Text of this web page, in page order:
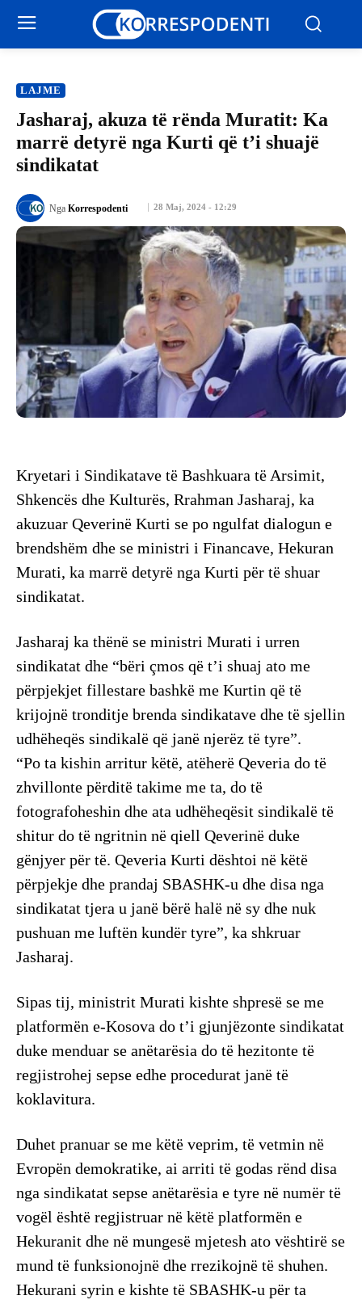
LAJME
Jasharaj, akuza të rënda Muratit: Ka
marrë detyrë nga Kurti që t’i shuajë
sindikatat
28 Maj, 2024 - 12:29
Nga Korrespodenti
Kryetari i Sindikatave të Bashkuara të Arsimit,
Shkencës dhe Kulturës, Rrahman Jasharaj, ka
akuzuar Qeverinë Kurti se po ngulfat dialogun e
brendshëm dhe se ministri i Financave, Hekuran
Murati, ka marrë detyrë nga Kurti për të shuar
sindikatat.
Jasharaj ka thënë se ministri Murati i urren
sindikatat dhe “bëri çmos që t’i shuaj ato me
përpjekjet fillestare bashkë me Kurtin që të
krijojnë tronditje brenda sindikatave dhe të sjellin
udhëheqës sindikalë që janë njerëz të tyre”.
“Po ta kishin arritur këtë, atëherë Qeveria do të
zhvillonte përditë takime me ta, do të
fotografoheshin dhe ata udhëheqësit sindikalë të
shitur do të ngritnin në qiell Qeverinë duke
gënjyer për të. Qeveria Kurti dështoi në këtë
përpjekje dhe prandaj SBASHK-u dhe disa nga
sindikatat tjera u janë bërë halë në sy dhe nuk
pushuan me luftën kundër tyre”, ka shkruar
Jasharaj.
Sipas tij, ministrit Murati kishte shpresë se me
platformën e-Kosova do t’i gjunjëzonte sindikatat
duke menduar se anëtarësia do të hezitonte të
regjistrohej sepse edhe procedurat janë të
koklavitura.
Duhet pranuar se me këtë veprim, të vetmin në
Evropën demokratike, ai arriti të godas rënd disa
nga sindikatat sepse anëtarësia e tyre në numër të
vogël është regjistruar në këtë platformën e
Hekuranit dhe në mungesë mjetesh ato vështirë se
mund të funksionojnë dhe rrezikojnë të shuhen.
Hekurani syrin e kishte të SBASHK-u për ta